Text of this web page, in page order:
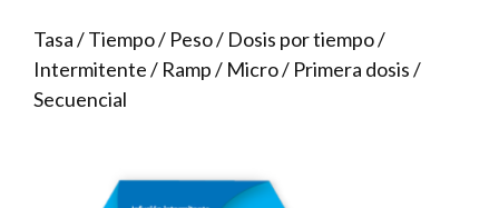
Tasa / Tiempo / Peso / Dosis por tiempo /
Intermitente / Ramp / Micro / Primera dosis /
Secuencial